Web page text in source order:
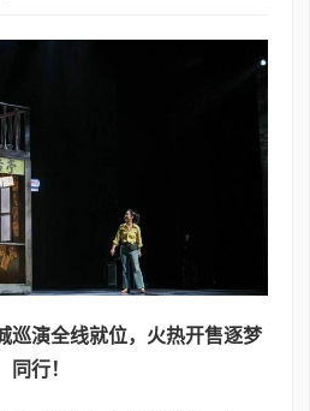
巡演全线就位，火热开售逐梦
同行！